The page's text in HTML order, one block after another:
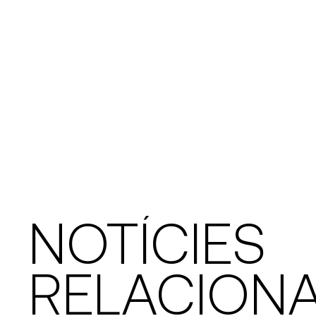
NOTÍCIES